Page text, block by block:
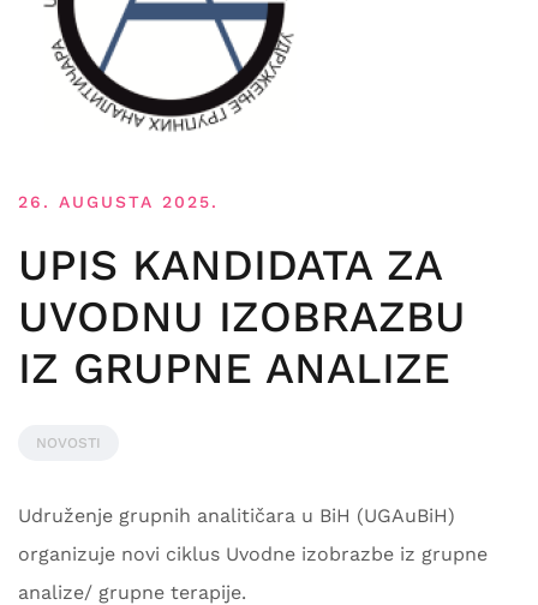
26. AUGUSTA 2025.
UPIS KANDIDATA ZA
UVODNU IZOBRAZBU
IZ GRUPNE ANALIZE
NOVOSTI
Udruženje grupnih analitičara u BiH (UGAuBiH)
organizuje novi ciklus Uvodne izobrazbe iz grupne
analize/ grupne terapije.